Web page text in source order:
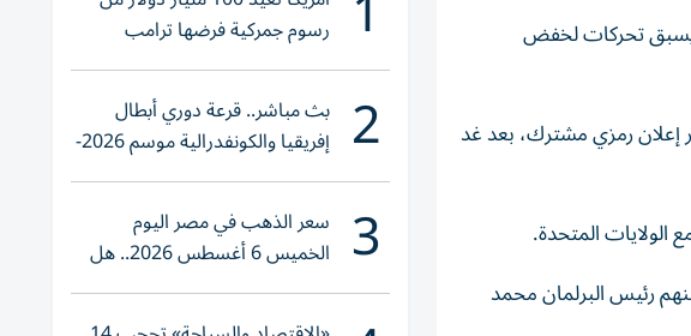
يسبق تحركات لخفض
إعلان رمزي مشترك، بعد غد
الولايات المتحدة.
رئيس البرلمان محمد
رسوم جمركية فرضها ترامب
2 بث مباشر.. قرعة دوري أبطال
إفريقيا والكونفدرالية موسم 2026-
2027
3 سعر الذهب في مصر اليوم
الخميس 6 أغسطس 2026.. هل
تنوي الشراء؟